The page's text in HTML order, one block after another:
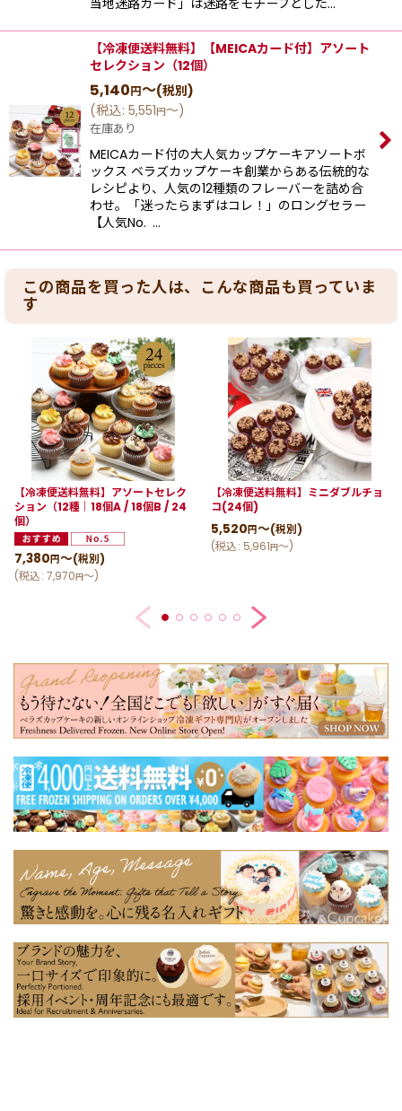
当地迷路カード」は迷路をモチーフとした…
【冷凍便送料無料】【MEICAカード付】アソート
セレクション（12個）
5,140円～(税別)
(税込: 5,551円～)
在庫あり
MEICAカード付の大人気カップケーキアソートボ
ックス ベラズカップケーキ創業からある伝統的な
レシピより、⼈気の12種類のフレーバーを詰め合
わせ。「迷ったらまずはコレ！」のロングセラー
【⼈気No. …
この商品を買った人は、こんな商品も買っていま
す
【冷凍便送料無料】アソートセレク
ション（12種｜18個A / 18個B / 24
個）
7,380 円～(税別)
(税込: 7,970円～)
【冷凍便送料無料】ミニダブルチョ
コ(24個)
5,520 円～(税別)
(税込: 5,961円～)